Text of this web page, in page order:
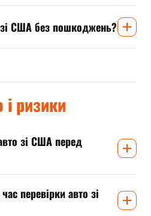
США без пошкоджень?
і ризики
зі США перед
перевірки авто зі